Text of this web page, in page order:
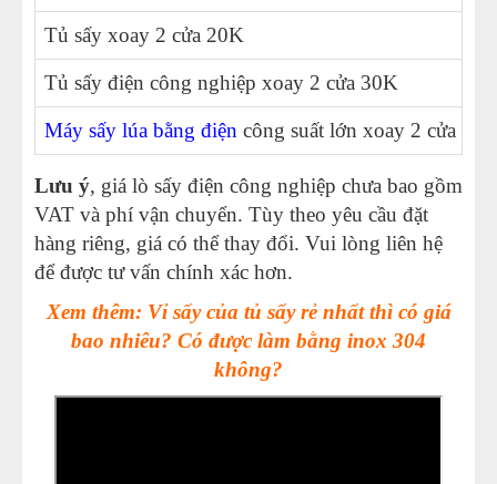
Tủ sấy xoay 2 cửa 20K
Tủ sấy điện công nghiệp xoay 2 cửa 30K
Máy sấy lúa bằng điện công suất lớn xoay 2 cửa
Lưu ý, giá lò sấy điện công nghiệp chưa bao gồm
VAT và phí vận chuyển. Tùy theo yêu cầu đặt
hàng riêng, giá có thể thay đổi. Vui lòng liên hệ
để được tư vấn chính xác hơn.
Xem thêm: Vỉ sấy của tủ sấy rẻ nhất thì có giá
bao nhiêu? Có được làm bằng inox 304
không?